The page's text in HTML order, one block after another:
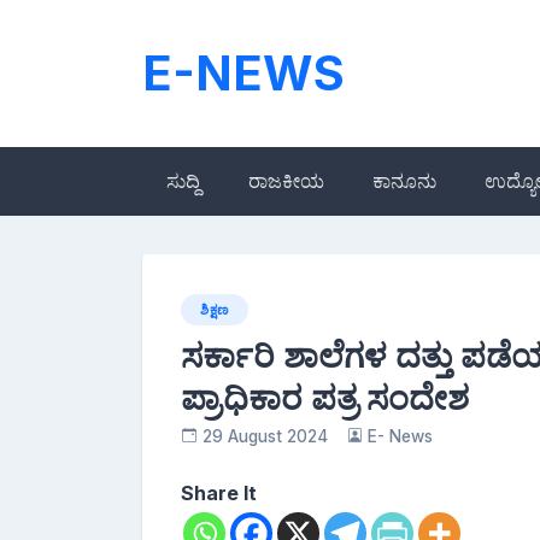
E-NEWS
ಸುದ್ದಿ ರಾಜಕೀಯ ಕಾನೂನು
ಶಿಕ್ಷಣ
ಸರ್ಕಾರಿ ಶಾಲೆಗಳ ದತ್ತು
ಪ್ರಾಧಿಕಾರ ಪತ್ರ ಸಂದೇಶ
29 August 2024 E- News
Share It